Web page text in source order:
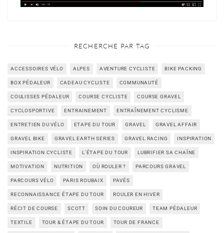
RECHERCHE PAR TAG
ACCESSOIRES VÉLO ALPES AVENTURE CYCLISTE BIKE PACKING
BOX PÉDALEUR CADEAU CYCLISTE COMMUNAUTÉ
COULISSES PÉDALEUR COURSE CYCLISTE COURSE GRAVEL
CYCLOSPORTIVE ENTRAINEMENT ENTRAÎNEMENT CYCLISME
ENTRETIEN DU VÉLO ETAPE DU TOUR GRAVEL GRAVEL AFFAIR
GRAVEL BIKE GRAVEL EARTH SERIES GRAVEL RACING INSPIRATION
INSPIRATION CYCLISTE L'ÉTAPE DU TOUR LUBRIFIER SA CHAÎNE
MOTIVATION NUTRITION OÙ ROULER ? PARCOURS GRAVEL
PARCOURS VÉLO PARIS ROUBAIX PAVÉS
RECONNAISSANCE ÉTAPE DU TOUR ROULER EN HIVER
RÉCIT DE COURSE SCOTT SOIN DU COUREUR TEAM PÉDALEUR
TEXTILE TOUR & ÉTAPE DU TOUR TOUR DE FRANCE